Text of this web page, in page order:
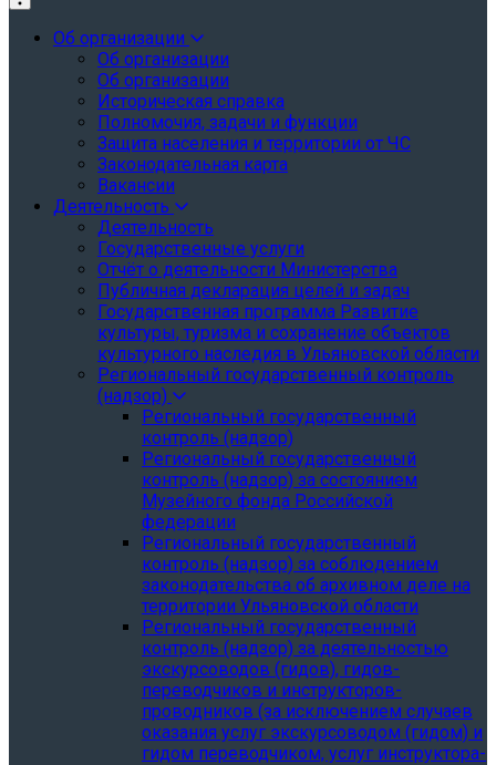
Об организации
Об организации
Об организации
Историческая справка
Полномочия, задачи и функции
Защита населения и территории от ЧС
Законодательная карта
Вакансии
Деятельность
Деятельность
Государственные услуги
Отчёт о деятельности Министерства
Публичная декларация целей и задач
Государственная программа Развитие
культуры, туризма и сохранение объектов
культурного наследия в Ульяновской области
Региональный государственный контроль
(надзор)
Региональный государственный
контроль (надзор)
Региональный государственный
контроль (надзор) за состоянием
Музейного фонда Российской
федерации
Региональный государственный
контроль (надзор) за соблюдением
законодательства об архивном деле на
территории Ульяновской области
Региональный государственный
контроль (надзор) за деятельностью
экскурсоводов (гидов), гидов-
переводчиков и инструкторов-
проводников (за исключением случаев
оказания услуг экскурсоводом (гидом) и
гидом переводчиком, услуг инструктора-